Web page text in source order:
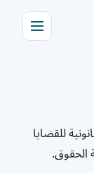
للقضايا
الحقوق.